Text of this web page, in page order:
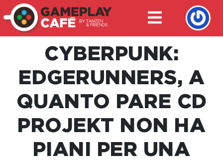
CYBERPUNK:
EDGERUNNERS, A
QUANTO PARE CD
PROJEKT NON HA
PIANI PER UNA